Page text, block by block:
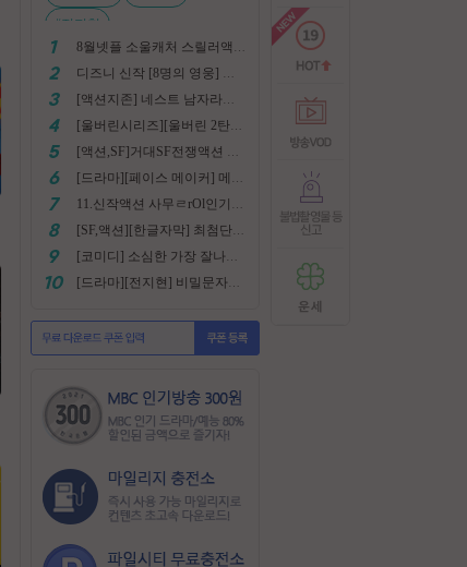
#전지현
[울버린시리즈][울버린 2탄] 더 울버린 확장판 완벽자막
[SF,액션][한글자막] 최첨단 미래특수부대 초대박 안봄후회함~ 진짜잼있어요 스샷 꼭보세요 1080